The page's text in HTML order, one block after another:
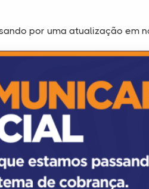
por uma atualização em